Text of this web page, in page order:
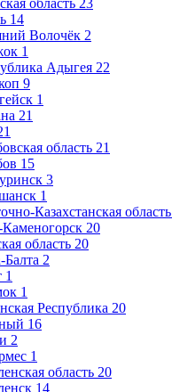
область 23
14
Волочёк 2
1
Адыгея 22
9
1
21
область 21
15
3
1
Казахстанская область
Каменогорск 20
область 20
Балта 2
1
1
Республика 20
16
2
1
область 20
14